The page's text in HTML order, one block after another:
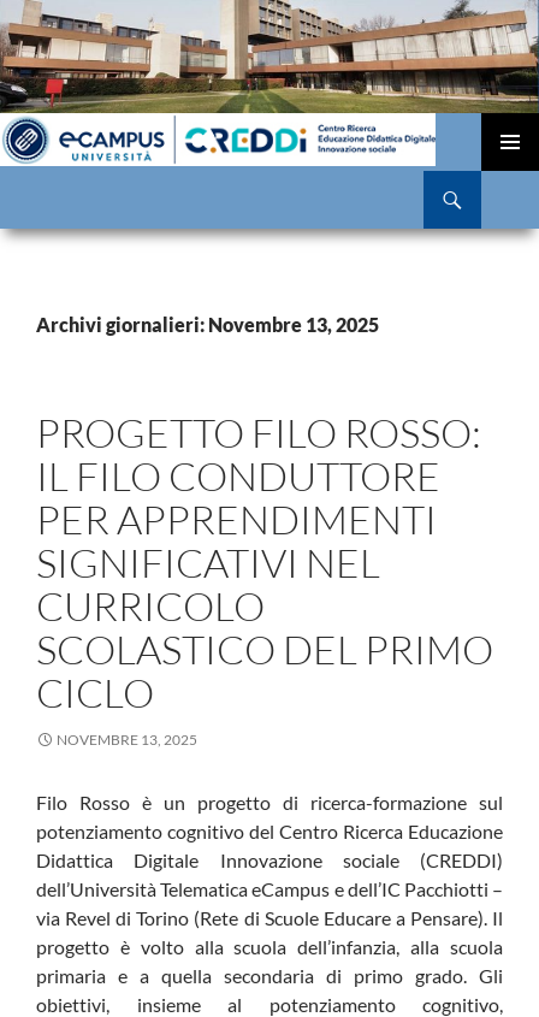
VAI
Archivi giornalieri: Novembre 13, 2025
PROGETTO FILO ROSSO:
IL FILO CONDUTTORE
PER APPRENDIMENTI
SIGNIFICATIVI NEL
CURRICOLO
SCOLASTICO DEL PRIMO
CICLO
NOVEMBRE 13, 2025
Filo Rosso è un progetto di ricerca-formazione sul
potenziamento cognitivo del Centro Ricerca Educazione
Didattica Digitale Innovazione sociale (CREDDI)
dell’Università Telematica eCampus e dell’IC Pacchiotti –
via Revel di Torino (Rete di Scuole Educare a Pensare). Il
progetto è volto alla scuola dell’infanzia, alla scuola
primaria e a quella secondaria di primo grado. Gli
obiettivi, insieme al potenziamento cognitivo,